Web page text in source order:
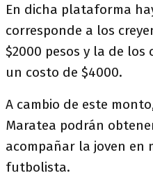
En dicha plataforma
corresponde a los
$2000 pesos y la de
un costo de $4000.
A cambio de este
Maratea podrán
acompañar la joven en
futbolista.